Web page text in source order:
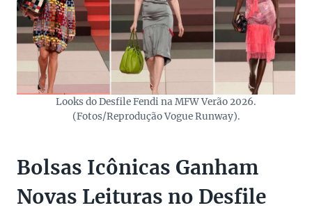
Looks do Desfile Fendi na MFW Verão 2026.
(Fotos/Reprodução Vogue Runway).
Bolsas Icônicas Ganham
Novas Leituras no Desfile